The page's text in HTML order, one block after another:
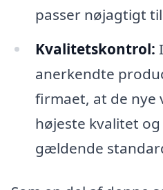
passer nøjagtigt
Kvalitetskontrol:
anerkendte
firmaet, at de nye
højeste kvalitet
gældende